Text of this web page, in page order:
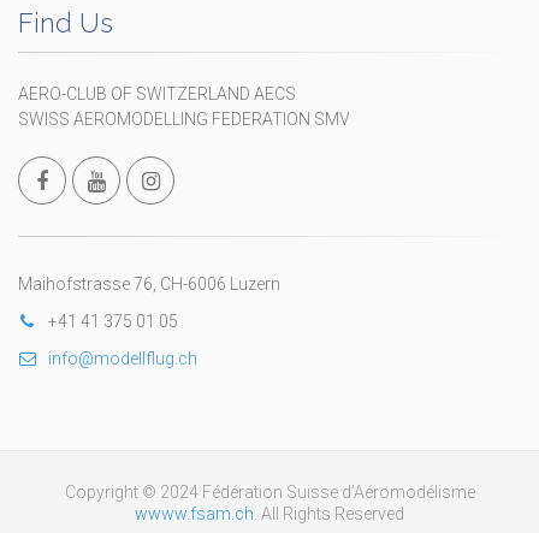
Find Us
AERO-CLUB OF SWITZERLAND AECS
SWISS AEROMODELLING FEDERATION SMV
Maihofstrasse 76, CH-6006 Luzern
+41 41 375 01 05
info@modellflug.ch
Copyright © 2024 Fédération Suisse d’Aéromodélisme
wwww.fsam.ch . All Rights Reserved